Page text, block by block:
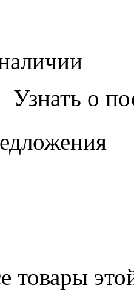
Узнать о
товары